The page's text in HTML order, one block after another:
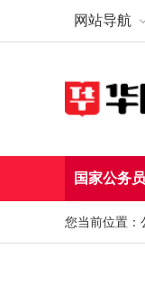
网站导航
国家公务员
您当前位置：